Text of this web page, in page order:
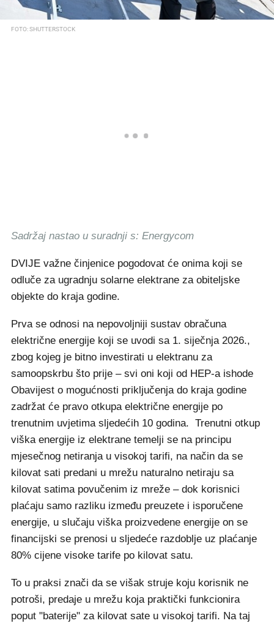
FOTO: SHUTTERSTOCK
Sadržaj nastao u suradnji s: Energycom
DVIJE važne činjenice pogodovat će onima koji se
odluče za ugradnju solarne elektrane za obiteljske
objekte do kraja godine.
Prva se odnosi na nepovoljniji sustav obračuna
električne energije koji se uvodi sa 1. siječnja 2026.,
zbog kojeg je bitno investirati u elektranu za
samoopskrbu što prije – svi oni koji od HEP-a ishode
Obavijest o mogućnosti priključenja do kraja godine
zadržat će pravo otkupa električne energije po
trenutnim uvjetima sljedećih 10 godina. Trenutni otkup
viška energije iz elektrane temelji se na principu
mjesečnog netiranja u visokoj tarifi, na način da se
kilovat sati predani u mrežu naturalno netiraju sa
kilovat satima povučenim iz mreže – dok korisnici
plaćaju samo razliku između preuzete i isporučene
energije, u slučaju viška proizvedene energije on se
financijski se prenosi u sljedeće razdoblje uz plaćanje
80% cijene visoke tarife po kilovat satu.
To u praksi znači da se višak struje koju korisnik ne
potroši, predaje u mrežu koja praktički funkcionira
poput "baterije" za kilovat sate u visokoj tarifi. Na taj